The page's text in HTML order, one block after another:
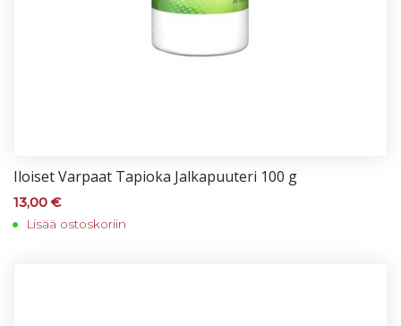
Iloi­set Var­paat Ta­pio­ka Jal­ka­puu­te­ri 100 g
13,00 €
Lisää ostoskoriin